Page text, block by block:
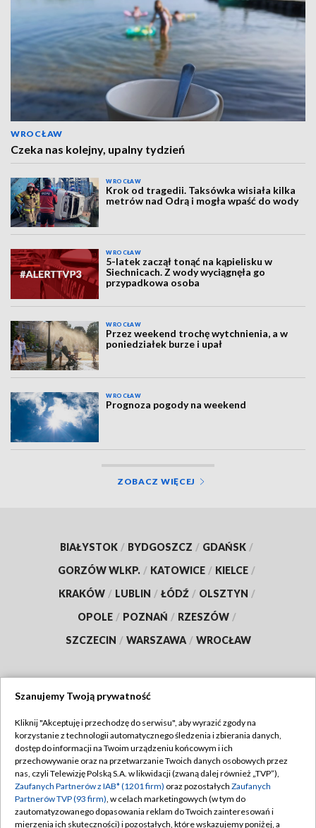
WROCŁAW
Czeka nas kolejny, upalny tydzień
WROCŁAW
Krok od tragedii. Taksówka wisiała kilka
metrów nad Odrą i mogła wpaść do wody
WROCŁAW
5-latek zaczął tonąć na kąpielisku w
Siechnicach. Z wody wyciągnęła go
przypadkowa osoba
WROCŁAW
Przez weekend trochę wytchnienia, a w
poniedziałek burze i upał
WROCŁAW
Prognoza pogody na weekend
ZOBACZ WIĘCEJ
BIAŁYSTOK / BYDGOSZCZ / GDAŃSK /
GORZÓW WLKP. / KATOWICE / KIELCE /
KRAKÓW / LUBLIN / ŁÓDŹ / OLSZTYN /
OPOLE / POZNAŃ / RZESZÓW /
SZCZECIN / WARSZAWA / WROCŁAW
TVP
Abonament TVP
Emisja w TVP
Centrum informacji TVP
Regulamin TVP
Polityka prywatności
Moje zgody
Szanujemy Twoją prywatność
Kliknij "Akceptuję i przechodzę do serwisu", aby wyrazić zgody na
korzystanie z technologii automatycznego śledzenia i zbierania danych,
dostęp do informacji na Twoim urządzeniu końcowym i ich
przechowywanie oraz na przetwarzanie Twoich danych osobowych przez
nas, czyli Telewizję Polską S.A. w likwidacji (zwaną dalej również „TVP”),
Zaufanych Partnerów z IAB* (1201 firm) oraz pozostałych Zaufanych
Partnerów TVP (93 firm), w celach marketingowych (w tym do
zautomatyzowanego dopasowania reklam do Twoich zainteresowań i
mierzenia ich skuteczności) i pozostałych, które wskazujemy poniżej, a